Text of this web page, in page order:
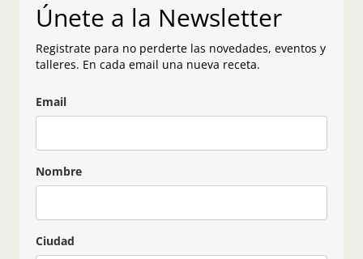
Únete a la Newsletter
Registrate para no perderte las novedades, eventos y
talleres. En cada email una nueva receta.
Email
Nombre
Ciudad